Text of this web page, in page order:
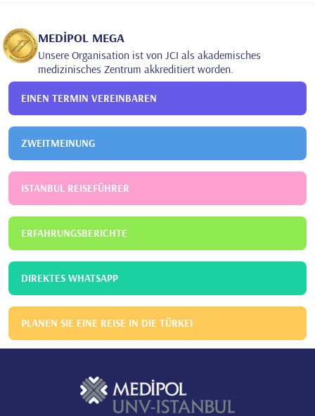
UNIVERSITÄT CERRAHPASA, FAKULTÄT FÜR MEDIZIN,
ISTANBUL Facharzt für Gynäkologie und Geburtshilfe
MEDİPOL MEGA
Unsere Organisation ist von JCI als akademisches
medizinisches Zentrum akkreditiert worden.
EINEN TERMIN VEREINBAREN
ZWEITMEINUNG
ISTANBUL REISEFÜHRER
ERFAHRUNGSBERICHTE
DIREKTES WHATSAPP
PLANEN SIE EINE REISE IN DIE TÜRKEI